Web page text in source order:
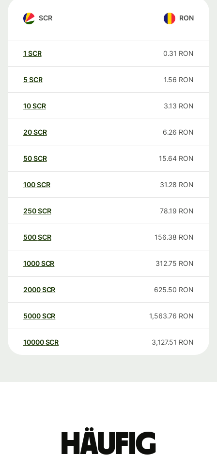
SCR RON
1 SCR 0.31 RON
5 SCR 1.56 RON
10SCR 3.13 RON
20SCR 6.26 RON
50SCR 15.64 RON
100SCR 31.28 RON
250SCR 78.19 RON
500SCR 156.38 RON
1000SCR 312.75 RON
2000SCR 625.50 RON
5000SCR 1,563.76 RON
10000 SCR 3,127.51 RON
Häufig